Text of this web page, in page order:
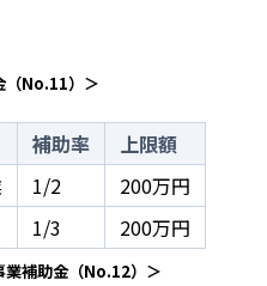
（No.11）＞
補助率
上限額
1/2
200万円
1/3 200万円
業補助金（No.12）＞